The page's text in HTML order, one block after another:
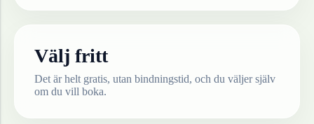
Välj fritt
Det är helt gratis, utan bindningstid, och du väljer själv
om du vill boka.